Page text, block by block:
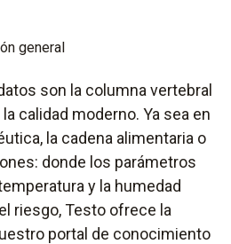
general
son la columna vertebral
calidad moderno. Ya sea en
la cadena alimentaria o
donde los parámetros
y la humedad
riesgo, Testo ofrece la
portal de conocimiento